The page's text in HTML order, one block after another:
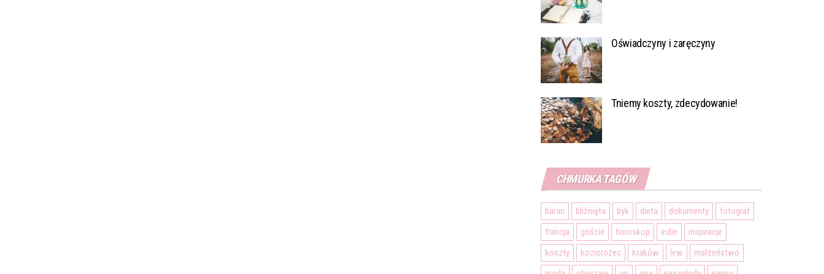
Oświadczyny i zaręczyny
Tniemy koszty, zdecydowanie!
CHMURKA TAGÓW
baran bliźnięta byk dieta dokumenty
fotograf
francja
goście horoskop indie
inspiracje
koszty
koziorożec kraków lew
małżeństwo